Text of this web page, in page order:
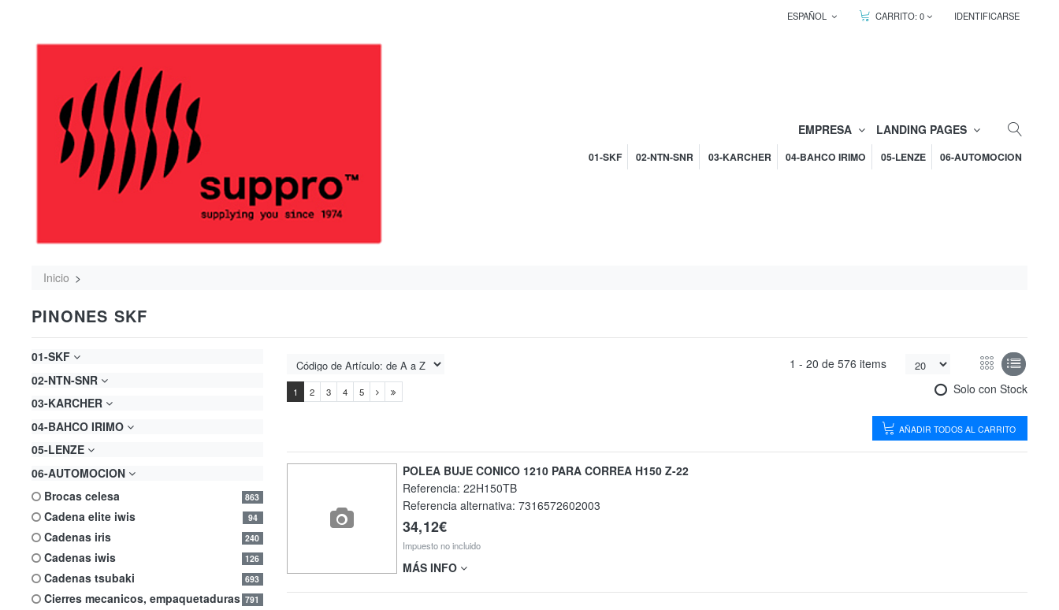
ESPAÑOL CARRITO:0 IDENTIFICARSE
EMPRESA LANDING PAGES
01-SKF 02-NTN-SNR 03-KARCHER 04-BAHCO IRIMO 05-LENZE 06-AUTOMOCION
Inicio
PINONES SKF
01-SKF
02-NTN-SNR
03-KARCHER
04-BAHCO IRIMO
05-LENZE
06-AUTOMOCION
brocas celesa
863
cadena elite iwis 94
cadenas iris 240
cadenas iwis 126
cadenas tsubaki 693
cierres mecanicos, empaquetaduras 791
1 - 20 de 576 items
1 2 3 4 5 Solo con Stock
AÑADIR TODOS AL CARRITO
POLEA BUJE CONICO 1210 PARA CORREA H150 Z-22
Referencia: 22H150TB
Referencia alternativa: 7316572602003
34,12€
Impuesto no incluido
MÁS INFO